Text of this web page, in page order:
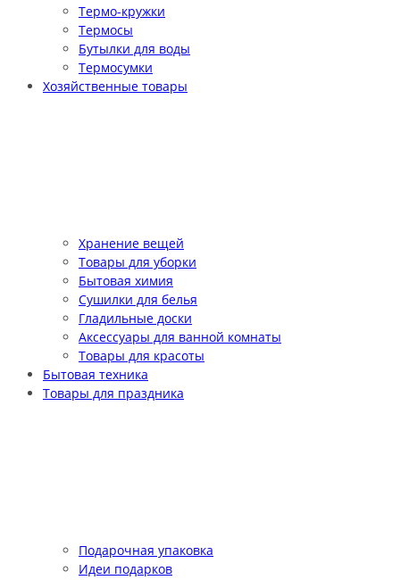
Термо-кружки
Термосы
Бутылки для воды
Термосумки
Хозяйственные товары
Хранение вещей
Товары для уборки
Бытовая химия
Сушилки для белья
Гладильные доски
Аксессуары для ванной комнаты
Товары для красоты
Бытовая техника
Товары для праздника
Подарочная упаковка
Идеи подарков